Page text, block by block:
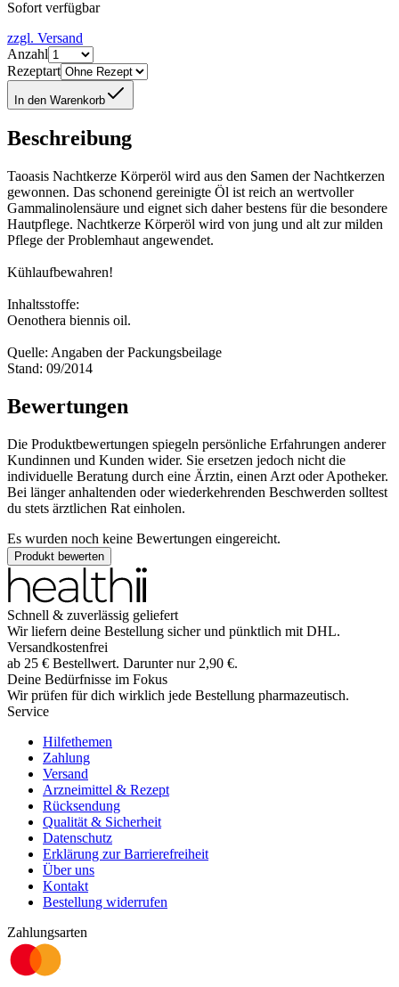
Sofort verfügbar
zzgl. Versand
Anzahl
Rezeptart
In den Warenkorb
Beschreibung
Taoasis Nachtkerze Körperöl wird aus den Samen der Nachtkerzen
gewonnen. Das schonend gereinigte Öl ist reich an wertvoller
Gammalinolensäure und eignet sich daher bestens für die besondere
Hautpflege. Nachtkerze Körperöl wird von jung und alt zur milden
Pflege der Problemhaut angewendet.
Kühlaufbewahren!
Inhaltsstoffe:
Oenothera biennis oil.
Quelle: Angaben der Packungsbeilage
Stand: 09/2014
Bewertungen
Die Produktbewertungen spiegeln persönliche Erfahrungen anderer
Kundinnen und Kunden wider. Sie ersetzen jedoch nicht die
individuelle Beratung durch eine Ärztin, einen Arzt oder Apotheker.
Bei länger anhaltenden oder wiederkehrenden Beschwerden solltest
du stets ärztlichen Rat einholen.
Es wurden noch keine Bewertungen eingereicht.
Produkt bewerten
Schnell & zuverlässig geliefert
Wir liefern deine Bestellung sicher und pünktlich mit DHL.
Versandkostenfrei
ab 25 € Bestellwert. Darunter nur 2,90 €.
Deine Bedürfnisse im Fokus
Wir prüfen für dich wirklich jede Bestellung pharmazeutisch.
Service
Hilfethemen
Zahlung
Versand
Arzneimittel & Rezept
Rücksendung
Qualität & Sicherheit
Datenschutz
Erklärung zur Barrierefreiheit
Über uns
Kontakt
Bestellung widerrufen
Zahlungsarten